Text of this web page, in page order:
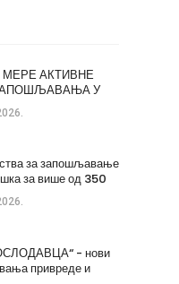
АКТИВНЕ
У
за запошљавање
за више од 350
- нови
привреде и